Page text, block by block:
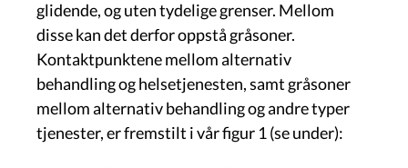
glidende, og uten tydelige grenser. Mellom
disse kan det derfor oppstå gråsoner.
Kontaktpunktene mellom alternativ
behandling og helsetjenesten, samt gråsoner
mellom alternativ behandling og andre typer
tjenester, er fremstilt i vår figur 1 (se under):